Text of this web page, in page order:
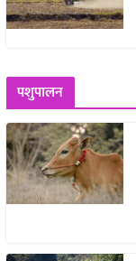
पशुपालन